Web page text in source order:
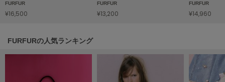
UNDERSON UNDERSON
FURFUR
¥16,500
FURFUR
¥13,200
FURFUR
¥14,960
FURFURの人気ランキング